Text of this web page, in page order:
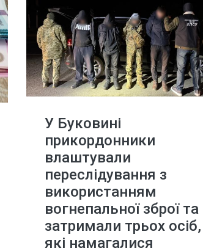
У Буковині
прикордонники
влаштували
переслідування з
використанням
вогнепальної зброї та
затримали трьох осіб,
які намагалися